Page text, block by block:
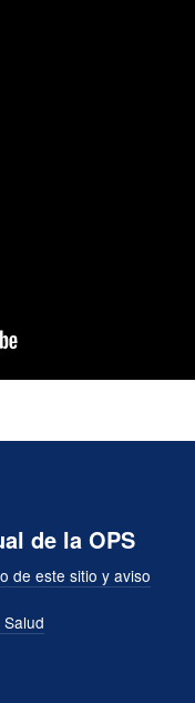
de la OPS
de este sitio y aviso